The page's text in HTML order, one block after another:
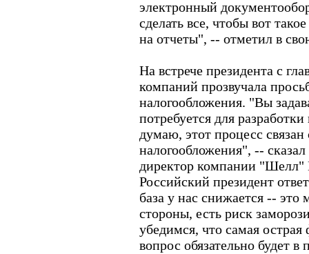
электронный
сделать все, чтобы вот
на отчеты", -- отметил в
На встрече президента с
компаний прозвучала
налогообложения. "Вы
потребуется для
думаю, этот процесс
налогообложения", --
директор компании "Шелл"
Российский президент
база у нас снижается --
стороны, есть риск
убедимся, что самая острая
вопрос обязательно будет в